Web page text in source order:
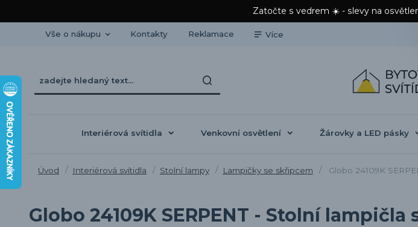
Zatočte s vedrem ☀️ - slevy na
Vše o nákupu Kontakty Reklamace Více
Interiérová svítidla Venkovní osvětlení Žárovky a LED pásky
Úvod Interiérová svítidla Stolní lampy Lampičky se skřipcem Globo 24109K
Globo 24109K SERPENT - Stolní lampičla